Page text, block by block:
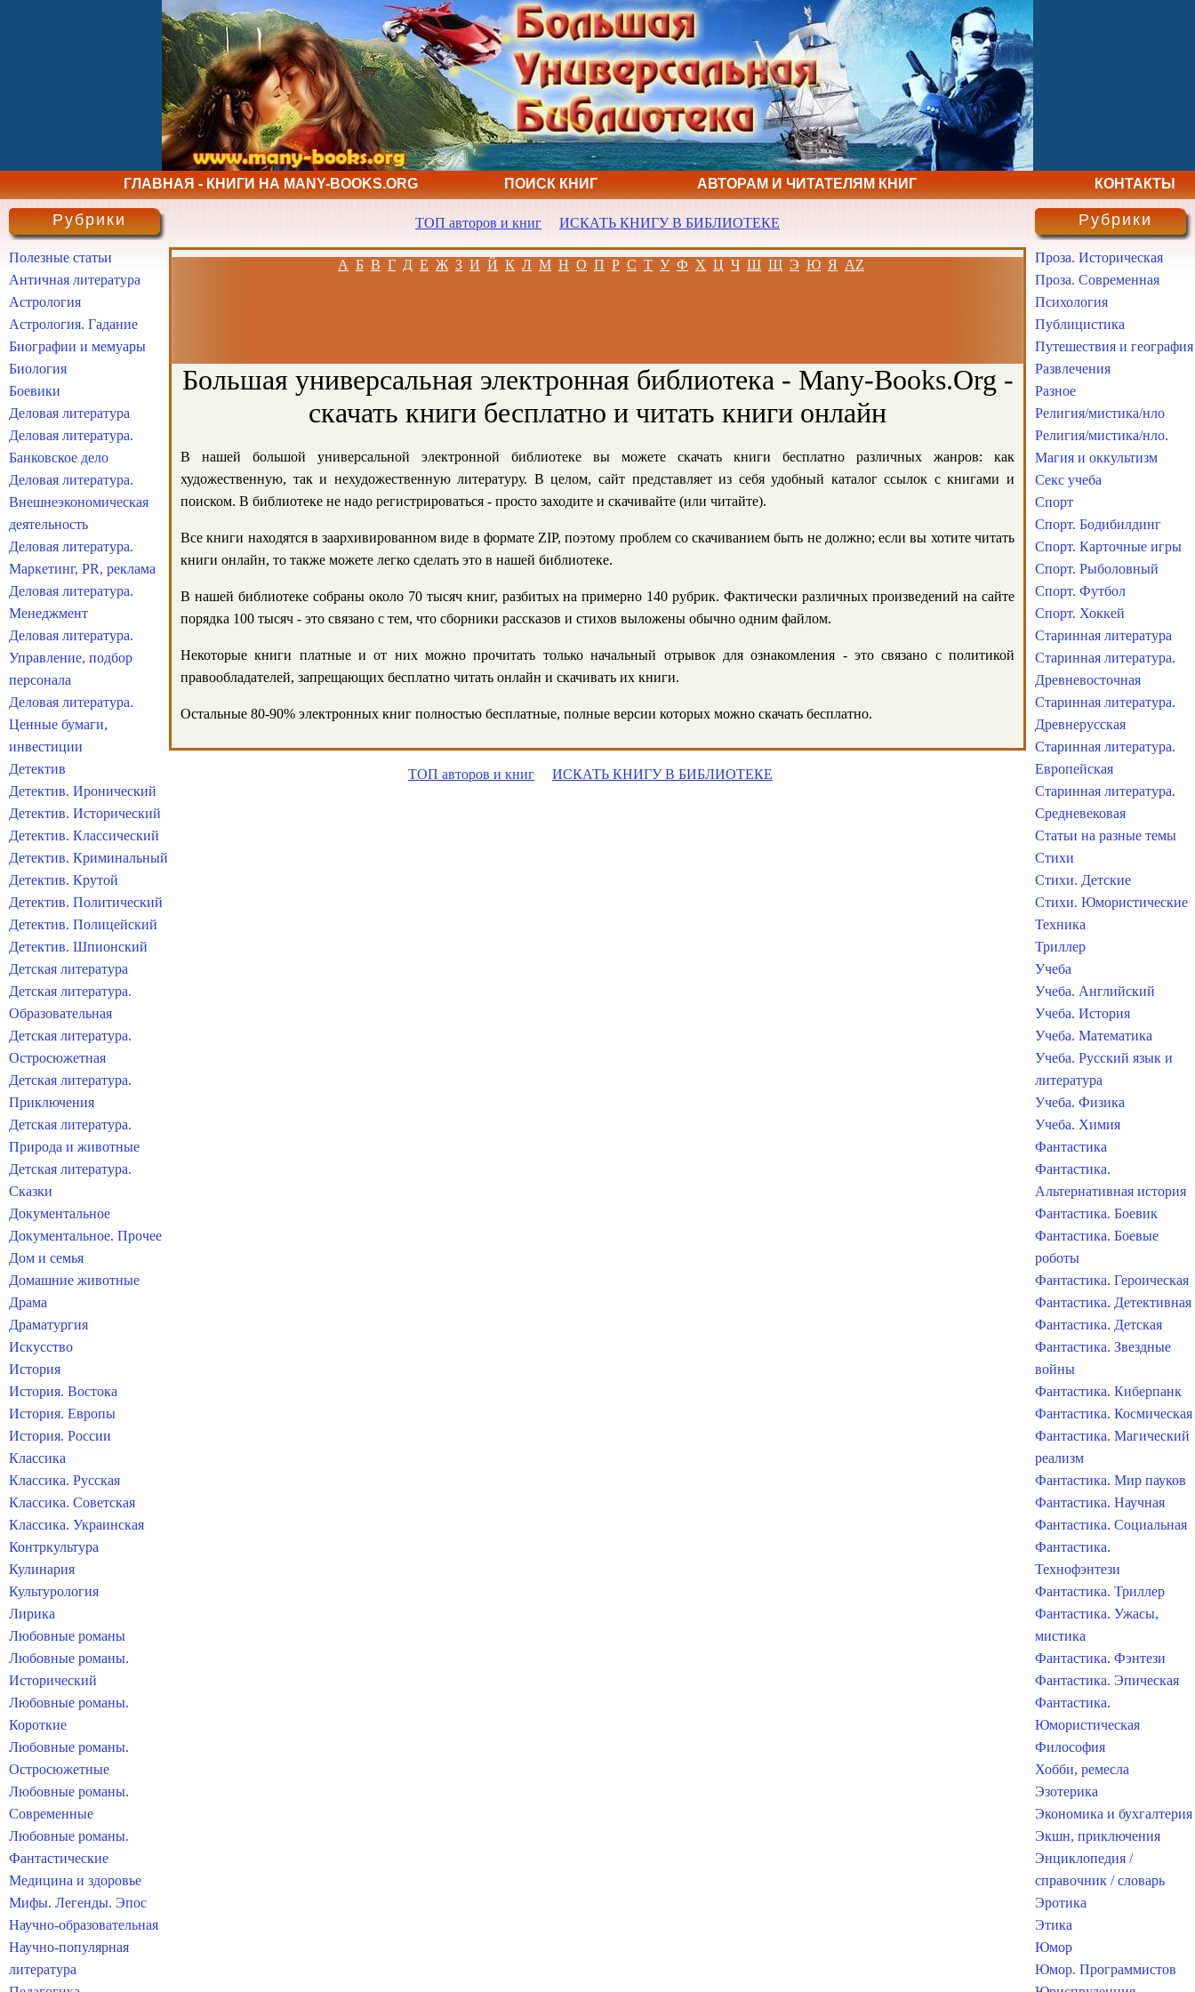
ГЛАВНАЯ - КНИГИ НА MANY-BOOKS.ORG ПОИСК КНИГ АВТОРАМ И ЧИТАТЕЛЯМ КНИГ КОНТАКТЫ
ТОП авторов и книг ИСКАТЬ КНИГУ В БИБЛИОТЕКЕ
А Б В Г Д Е Ж З И Й К Л М Н О П Р С Т У Ф Х Ц Ч Ш Щ Э Ю Я AZ
Большая универсальная электронная библиотека - Many-Books.Org -
скачать книги бесплатно и читать книги онлайн
В нашей большой универсальной электронной библиотеке вы можете скачать книги бесплатно различных жанров: как
художественную, так и нехудожественную литературу. В целом, сайт представляет из себя удобный каталог ссылок с книгами и
поиском. В библиотеке не надо регистрироваться - просто заходите и скачивайте (или читайте).
Все книги находятся в заархивированном виде в формате ZIP, поэтому проблем со скачиванием быть не должно; если вы хотите читать
книги онлайн, то также можете легко сделать это в нашей библиотеке.
В нашей библиотеке собраны около 70 тысяч книг, разбитых на примерно 140 рубрик. Фактически различных произведений на сайте
порядка 100 тысяч - это связано с тем, что сборники рассказов и стихов выложены обычно одним файлом.
Некоторые книги платные и от них можно прочитать только начальный отрывок для ознакомления - это связано с политикой
правообладателей, запрещающих бесплатно читать онлайн и скачивать их книги.
Остальные 80-90% электронных книг полностью бесплатные, полные версии которых можно скачать бесплатно.
ТОП авторов и книг ИСКАТЬ КНИГУ В БИБЛИОТЕКЕ
Рубрики
Полезные статьи
Античная литература
Астрология
Астрология. Гадание
Биографии и мемуары
Биология
Боевики
Деловая литература
Деловая литература.
Банковское дело
Деловая литература.
Внешнеэкономическая
деятельность
Деловая литература.
Маркетинг, PR, реклама
Деловая литература.
Менеджмент
Деловая литература.
Управление, подбор
персонала
Деловая литература.
Ценные бумаги,
инвестиции
Детектив
Детектив. Иронический
Детектив. Исторический
Детектив. Классический
Детектив. Криминальный
Детектив. Крутой
Детектив. Политический
Детектив. Полицейский
Детектив. Шпионский
Детская литература
Детская литература.
Образовательная
Детская литература.
Остросюжетная
Детская литература.
Приключения
Детская литература.
Природа и животные
Детская литература.
Сказки
Документальное
Документальное. Прочее
Дом и семья
Домашние животные
Драма
Драматургия
Искусство
История
История. Востока
История. Европы
История. России
Классика
Классика. Русская
Классика. Советская
Классика. Украинская
Контркультура
Кулинария
Культурология
Лирика
Любовные романы
Любовные романы.
Исторический
Любовные романы.
Короткие
Любовные романы.
Остросюжетные
Любовные романы.
Современные
Любовные романы.
Фантастические
Медицина и здоровье
Мифы. Легенды. Эпос
Научно-образовательная
Научно-популярная
литература
Рубрики
Проза. Историческая
Проза. Современная
Психология
Публицистика
Путешествия и география
Развлечения
Разное
Религия/мистика/нло
Религия/мистика/нло.
Магия и оккультизм
Секс учеба
Спорт
Спорт. Бодибилдинг
Спорт. Карточные игры
Спорт. Рыболовный
Спорт. Футбол
Спорт. Хоккей
Старинная литература
Старинная литература.
Древневосточная
Старинная литература.
Древнерусская
Старинная литература.
Европейская
Старинная литература.
Средневековая
Статьи на разные темы
Стихи
Стихи. Детские
Стихи. Юмористические
Техника
Триллер
Учеба
Учеба. Английский
Учеба. История
Учеба. Математика
Учеба. Русский язык и
литература
Учеба. Физика
Учеба. Химия
Фантастика
Фантастика.
Альтернативная история
Фантастика. Боевик
Фантастика. Боевые
роботы
Фантастика. Героическая
Фантастика. Детективная
Фантастика. Детская
Фантастика. Звездные
войны
Фантастика. Киберпанк
Фантастика. Космическая
Фантастика. Магический
реализм
Фантастика. Мир пауков
Фантастика. Научная
Фантастика. Социальная
Фантастика.
Технофэнтези
Фантастика. Триллер
Фантастика. Ужасы,
мистика
Фантастика. Фэнтези
Фантастика. Эпическая
Фантастика.
Юмористическая
Философия
Хобби, ремесла
Эзотерика
Экономика и бухгалтерия
Экшн, приключения
Энциклопедия /
справочник / словарь
Эротика
Этика
Юмор
Юмор. Программистов